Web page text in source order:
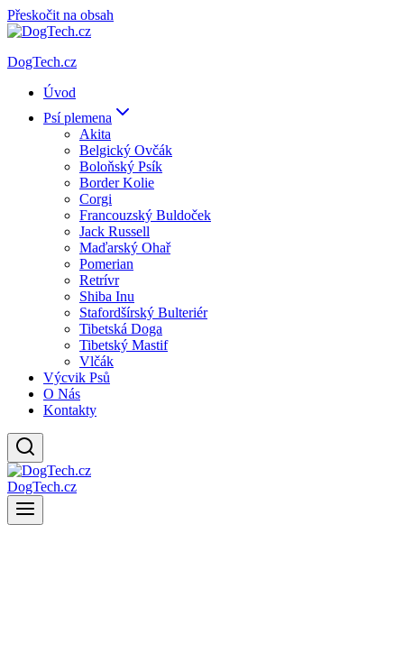
Přeskočit na obsah
DogTech.cz
Úvod
Psí plemena
Akita
Belgický Ovčák
Boloňský Psík
Border Kolie
Corgi
Francouzský Buldoček
Jack Russell
Maďarský Ohař
Pomerian
Retrívr
Shiba Inu
Stafordšírský Bulteriér
Tibetská Doga
Tibetský Mastif
Vlčák
Výcvik Psů
O Nás
Kontakty
DogTech.cz